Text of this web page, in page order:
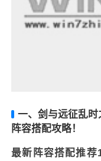
一、剑与远征乱
阵容搭配攻略！
最新阵容搭配推